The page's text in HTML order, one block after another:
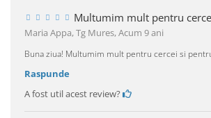
Multumim mult pentru
Maria Appa, Tg Mures,Acum 9 ani
Buna ziua! Multumim mult pentru cercei si
Raspunde
A fost util acest review?